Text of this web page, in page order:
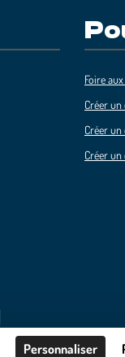
Foire
Créer
Créer
Créer
Personnaliser